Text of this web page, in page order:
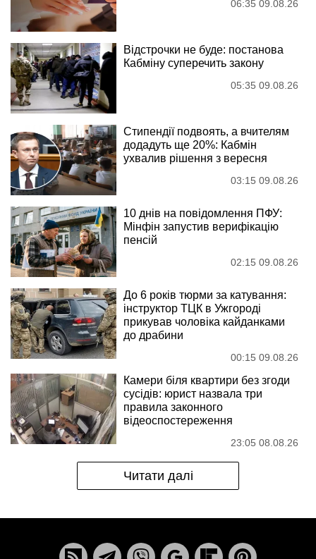
06:35 09.08.26
Відстрочки не буде: постанова
Кабміну суперечить закону
05:35 09.08.26
Стипендії подвоять, а вчителям
додадуть ще 20%: Кабмін
ухвалив рішення з вересня
03:15 09.08.26
10 днів на повідомлення ПФУ:
Мінфін запустив верифікацію
пенсій
02:15 09.08.26
До 6 років тюрми за катування:
інструктор ТЦК в Ужгороді
прикував чоловіка кайданками
до драбини
00:15 09.08.26
Камери біля квартири без згоди
сусідів: юрист назвала три
правила законного
відеоспостереження
23:05 08.08.26
Читати далі